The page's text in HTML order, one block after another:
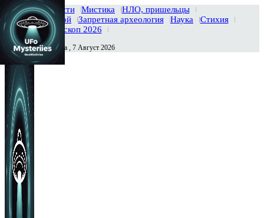
Главная Новости Мистика
НЛО, пришельцы
Тайны вселенной
Запретная археология Наука
Стихия
История
Гороскоп 2026
Сегодня Пятница , 7 Август 2026